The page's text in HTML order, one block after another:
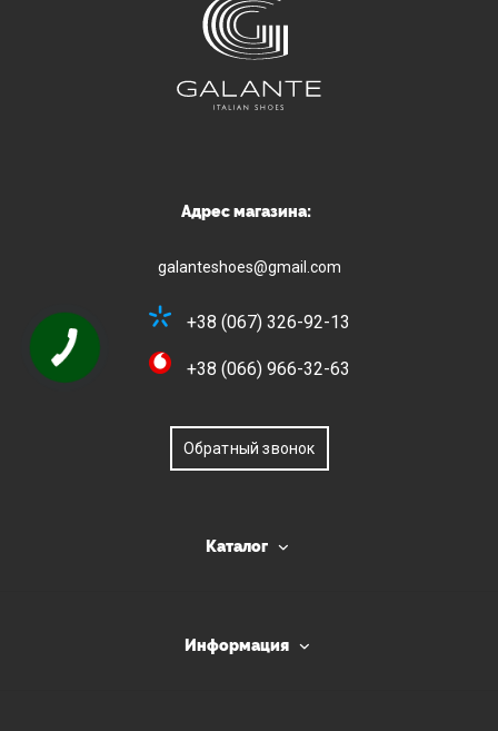
Адрес магазина:
galanteshoes@gmail.com
+38 (067) 326-92-13
+38 (066) 966-32-63
Обратный звонок
Каталог
Информация